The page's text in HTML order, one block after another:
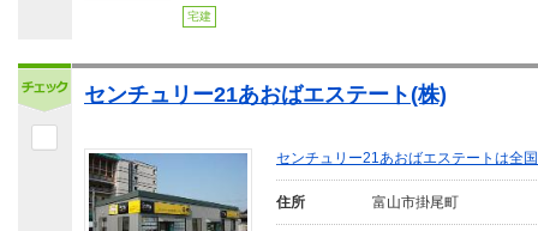
宅建
センチュリー21あおばエステート(株)
センチュリー21あおばエステートは全
住所 富山市掛尾町